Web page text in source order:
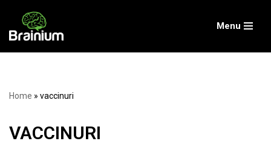
Skip
Menu
Home » vaccinuri
VACCINURI